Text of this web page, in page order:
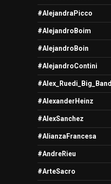
#AlejandraPicco
#AlejandroBoim
#AlejandroBoin
#AlejandroContini
#Alex_Ruedi_Big_Band
#AlexanderHeinz
#AlexSanchez
#AlianzaFrancesa
#AndreRieu
#ArteSacro